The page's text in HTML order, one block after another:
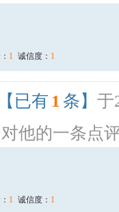
1 诚信度： 1
【已有 1 条】 于
他的一条点
1 诚信度： 1